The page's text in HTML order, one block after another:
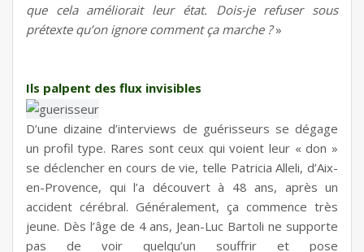
que cela améliorait leur état. Dois-je refuser sous
prétexte qu’on ignore comment ça marche ?»
Ils palpent des flux invisibles
D’une dizaine d’interviews de guérisseurs se dégage
un profil type. Rares sont ceux qui voient leur « don »
se déclencher en cours de vie, telle Patricia Alleli, d’Aix-
en-Provence, qui l’a découvert à 48 ans, après un
accident cérébral. Généralement, ça commence très
jeune. Dès l’âge de 4 ans, Jean-Luc Bartoli ne supporte
pas de voir quelqu’un souffrir et pose